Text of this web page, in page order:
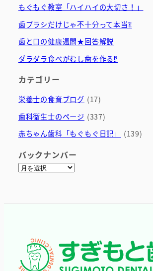
もぐもぐ教室「ハイハイの大切さ！」
歯ブラシだけじゃ不十分って本当⁈
歯と口の健康週間★回答解説
ダラダラ食べがむし歯を作る⁉
カテゴリー
栄養士の食育ブログ (17)
歯科衛生士のページ (337)
赤ちゃん歯科「もぐもぐ日記」
(139)
バックナンバー
ア